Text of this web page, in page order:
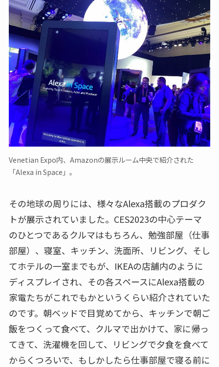
Venetian Expo内、Amazonの展示ルーム中央で紹介された
「Alexa in Space」。
その地球の周りには、様々なAlexa搭載のプロダク
トが展示されていました。CES2023の中心テーマ
のひとつであるクルマはもちろん、勉強部屋（仕事
部屋）、寝室、キッチン、洗面所、リビング、そし
てホテルの一室までもが、IKEAの店舗内のように
ディスプレイされ、その各スペースにAlexa搭載の
家電たちがこれでもかというくらい紹介されていた
のです。朝ベッドで目覚めてから、キッチンで朝ご
飯をつくって食べて、クルマで出かけて、家に帰っ
てきて、洗濯機を回して、リビングで夕食を食べて
からくつろいで、もしかしたら仕事部屋で寝る前に